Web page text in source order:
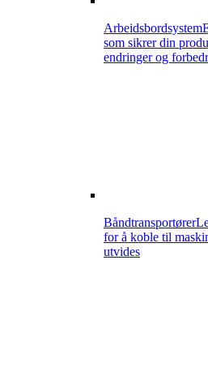
Arbeidsbordsystem
som sikrer din
endringer og
Båndtransportører
for å koble til
utvides